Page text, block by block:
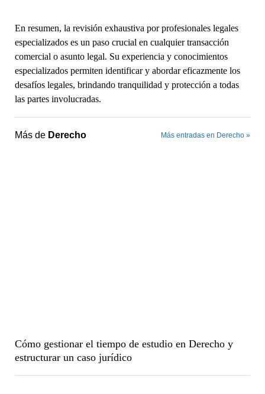
En resumen, la revisión exhaustiva por profesionales legales
especializados es un paso crucial en cualquier transacción
comercial o asunto legal. Su experiencia y conocimientos
especializados permiten identificar y abordar eficazmente los
desafíos legales, brindando tranquilidad y protección a todas
las partes involucradas.
Más de Derecho Más entradas en Derecho »
Cómo gestionar el tiempo de estudio en Derecho y
estructurar un caso jurídico